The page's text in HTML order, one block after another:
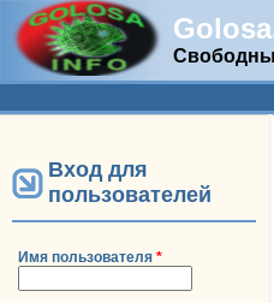
Дополнительное
Вход для
пользователей
Имя пользователя *